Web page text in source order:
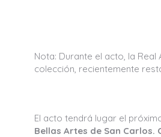
Nota: Durante el acto, la
colección, recientemente
El acto tendrá lugar el
Bellas Artes de San Carlos.